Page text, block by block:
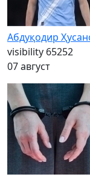
Абдуқодир
visibility 65252
07 август